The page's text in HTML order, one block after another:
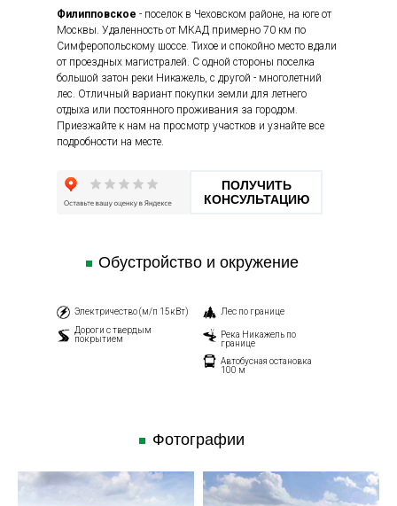
Филипповское - поселок в Чеховском районе, на юге от
Москвы. Удаленность от МКАД примерно 70 км по
Симферопольскому шоссе. Тихое и спокойно место вдали
от проездных магистралей. С одной стороны поселка
большой затон реки Никажель, с другой - многолетний
лес. Отличный вариант покупки земли для летнего
отдыха или постоянного проживания за городом.
Приезжайте к нам на просмотр участков и узнайте все
подробности на месте.
ПОЛУЧИТЬ
КОНСУЛЬТАЦИЮ
Обустройство и окружение
Электричество (м/п 15кВт)
Дороги с твердым
покрытием
Лес по границе
Река Никажель по
границе
Автобусная остановка
100 м
Фотографии